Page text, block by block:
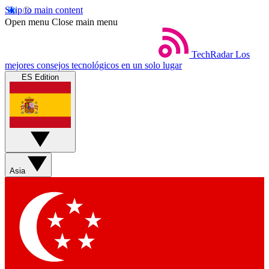
Skip to main content
Open menu Close main menu
TechRadar Los
mejores consejos tecnológicos en un solo lugar
ES Edition
Asia